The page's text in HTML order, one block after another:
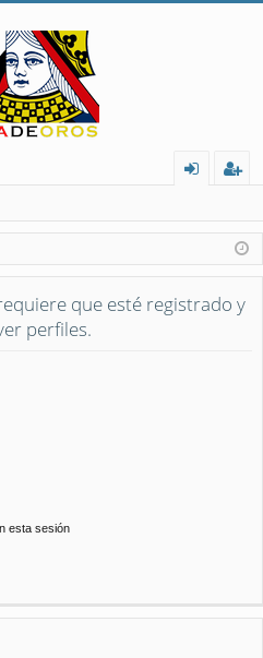
nt
ifi
ca
ist
ra
rs
que esté registrado y
perfiles.
esta sesión